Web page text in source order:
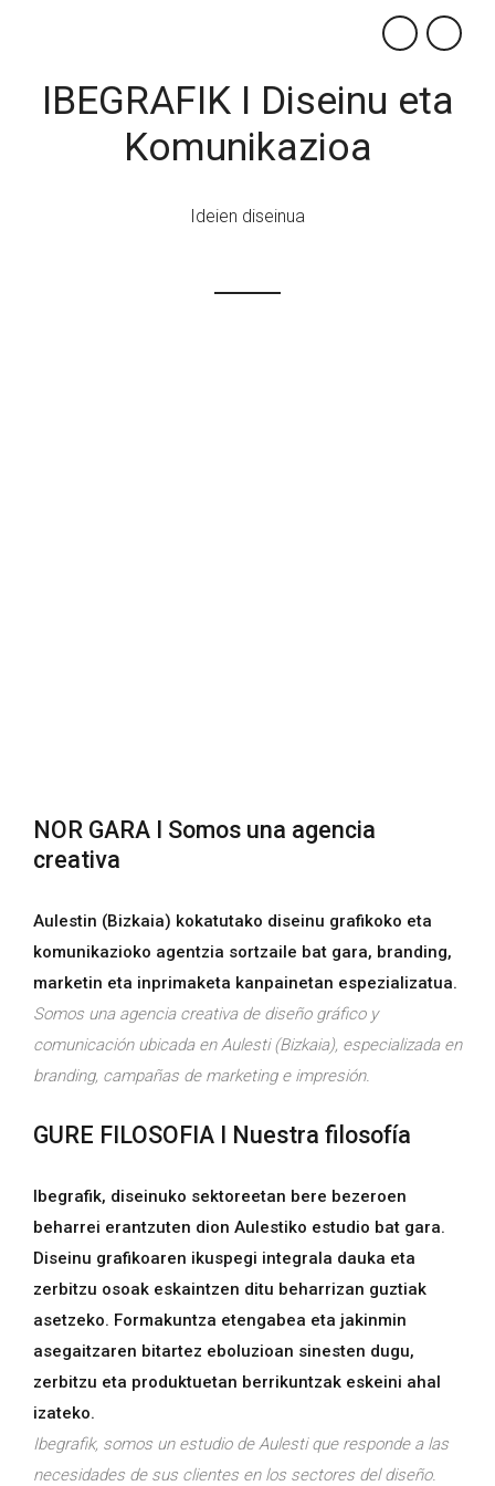
×
IBEGRAFIK I Diseinu eta
Komunikazioa
Ideien diseinua
NOR GARA I Somos una agencia
creativa
Aulestin (Bizkaia) kokatutako diseinu grafikoko eta
komunikazioko agentzia sortzaile bat gara, branding,
marketin eta inprimaketa kanpainetan espezializatua.
Somos una agencia creativa de diseño gráfico y
comunicación ubicada en Aulesti (Bizkaia), especializada en
branding, campañas de marketing e impresión.
GURE FILOSOFIA I Nuestra filosofía
Ibegrafik, diseinuko sektoreetan bere bezeroen
beharrei erantzuten dion Aulestiko estudio bat gara.
Diseinu grafikoaren ikuspegi integrala dauka eta
zerbitzu osoak eskaintzen ditu beharrizan guztiak
asetzeko. Formakuntza etengabea eta jakinmin
asegaitzaren bitartez eboluzioan sinesten dugu,
zerbitzu eta produktuetan berrikuntzak eskeini ahal
izateko.
Ibegrafik, somos un estudio de Aulesti que responde a las
necesidades de sus clientes en los sectores del diseño.